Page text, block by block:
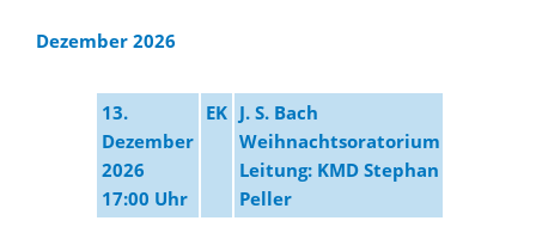
Dezember 2026
13.
Dezember
2026
17:00 Uhr
EK J. S. Bach
Weihnachtsoratorium
Leitung: KMD Stephan
Peller